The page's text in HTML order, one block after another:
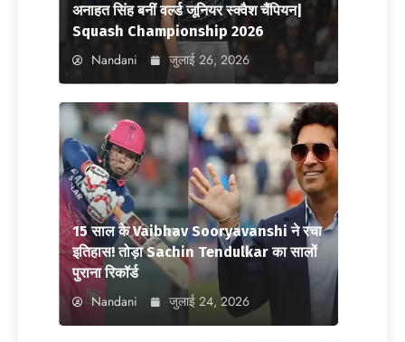
अनाहत सिंह बनीं वर्ल्ड जूनियर स्क्वैश चैंपियन|
Squash Championship 2026
Nandani जुलाई 26, 2026
15 साल के Vaibhav Sooryavanshi ने रचा
इतिहास! तोड़ा Sachin Tendulkar का सालों
पुराना रिकॉर्ड
Nandani जुलाई 24, 2026